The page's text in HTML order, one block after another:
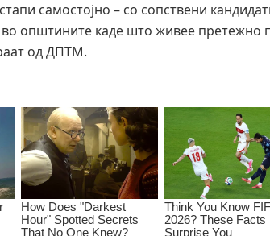
самостојно – со сопствени
општините каде што живее претежно
од ДПТМ.